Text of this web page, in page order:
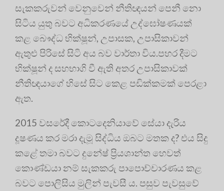
සැකකරුවන් වෙනුවෙන් නීතිඥයන් පෙනී නො
සිටිය යුතු බවට අධිකරණයේ උද්ඝෝෂණයක්
කළ බෞද්ධ භික්ෂූන්, උපාසක, උපාසිකාවන්
ඇතුළු පිරිසේ සිටි අය බව වාර්තා විය.පහර දීමට
භික්ෂූන් ද සහභාගි වී ඇති අතර උපාසිකාවක්
නීතිඥයාගේ හිසේ සිට කෙළ පඩික්කමක් පෙරළා
ඇත.
2015 වසරේදී කොටදෙනියාවේ සේයා දැරිය
දූෂණය කර මරා දැමූ සිද්ධිය ඔබට මතක ද? එය සිදු
කළේ තමා බවට දුනේෂ් ප්‍රියශාන්ත හෙවත්
කොණ්ඩයා නම් සැකකරු පාපොච්චාරණය කළ
බවට පොලිසිය මුලින් පැවසී ය. පසුව පැවසුවේ